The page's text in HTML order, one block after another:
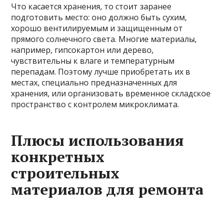
Что касается хранения, то стоит заранее
подготовить место: оно должно быть сухим,
хорошо вентилируемым и защищенным от
прямого солнечного света. Многие материалы,
например, гипсокартон или дерево,
чувствительны к влаге и температурным
перепадам. Поэтому лучше приобретать их в
местах, специально предназначенных для
хранения, или организовать временное складское
пространство с контролем микроклимата.
Плюсы использования
конкретных
строительных
материалов для ремонта